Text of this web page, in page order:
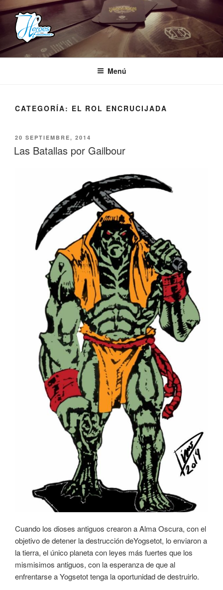
Saltar
al
contenido
HEROES ESTUDIOS
– Comunidad Creativa –
Menú
CATEGORÍA: EL ROL ENCRUCIJADA
PUBLICADO
EL
20 SEPTIEMBRE, 2014
Las Batallas por Gailbour
Cuando los dioses antiguos crearon a Alma Oscura, con el
objetivo de detener la destrucción deYogsetot, lo enviaron a
la tierra, el único planeta con leyes más fuertes que los
mismisimos antiguos, con la esperanza de que al
enfrentarse a Yogsetot tenga la oportunidad de destruirlo.